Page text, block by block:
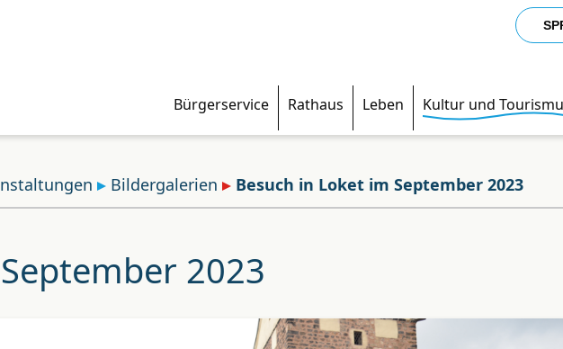
Bürgerservice Rathaus Leben Kultur und
Bildergalerien Besuch in Loket im September 2023
2023